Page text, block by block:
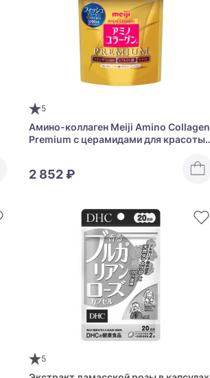
5
Амино-коллаген Meiji Amino Collagen
Premium с церамидами для красоты
2 852 ₽
5